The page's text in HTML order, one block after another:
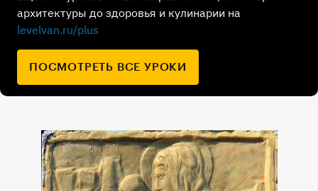
архитектуры до здоровья и кулинарии на
levelvan.ru/plus
ПОСМОТРЕТЬ ВСЕ УРОКИ